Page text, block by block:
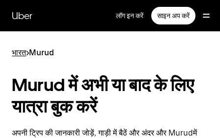
सामग्री
पर
Uber लॉग इन करें साइन अप करें
भारत>Murud
Murud में अभी या बाद के लिए
यात्रा बुक करें
अपनी ट्रिप की जानकारी जोड़ें, गाड़ी में बैठें और अंदर और Murudमें